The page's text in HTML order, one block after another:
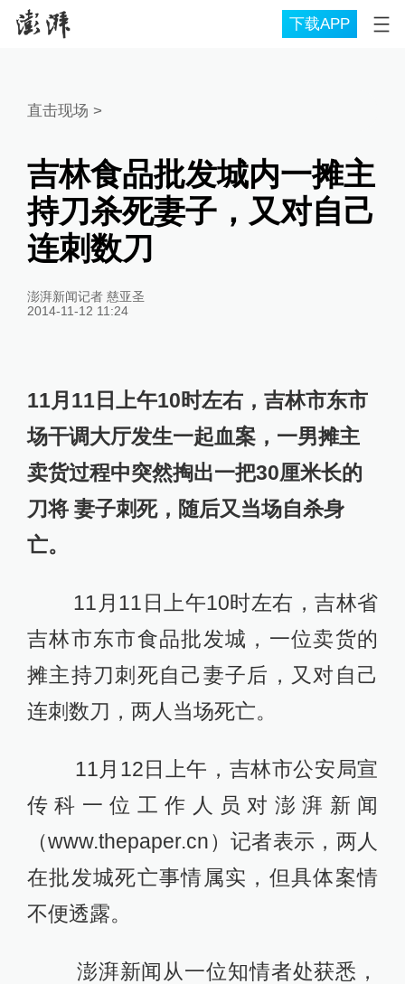
下载APP
直击现场 >
吉林食品批发城内一摊主
持刀杀死妻子，又对自己
连刺数刀
澎湃新闻记者 慈亚圣
2014-11-12 11:24
11月11日上午10时左右，吉林市东市
场干调大厅发生一起血案，一男摊主
卖货过程中突然掏出一把30厘米长的
刀将 妻子刺死，随后又当场自杀身
亡。
11月11日上午10时左右，吉林省
吉林市东市食品批发城，一位卖货的
摊主持刀刺死自己妻子后，又对自己
连刺数刀，两人当场死亡。
11月12日上午，吉林市公安局宣
传科一位工作人员对澎湃新闻
（www.thepaper.cn）记者表示，两人
在批发城死亡事情属实，但具体案情
不便透露。
澎湃新闻从一位知情者处获悉，